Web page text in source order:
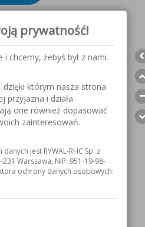
informacji? Skorzystaj z
z najbliższym
w mediach
prywatność!
chcemy, żebyś był z nami.
dzięki którym nasza strona
przyjazna i działa
one również dopasować
zainteresowań.
jest RYWAL-RHC Sp. z
Warszawa, NIP: 951-19-98-
ochrony danych osobowych: